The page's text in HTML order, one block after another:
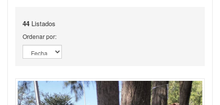
44 Listados
Ordenar por: